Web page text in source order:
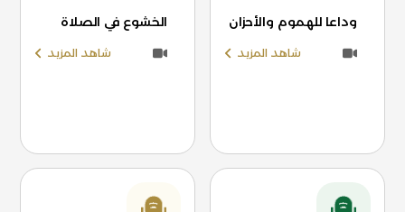
وداعا للهموم والأحزان
شاهد المزيد
الخشوع في الصلاة
شاهد المزيد